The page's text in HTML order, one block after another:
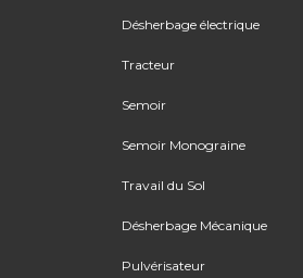
Désherbage électrique
Tracteur
Semoir
Semoir Monograine
Travail du Sol
Désherbage Mécanique
Pulvérisateur